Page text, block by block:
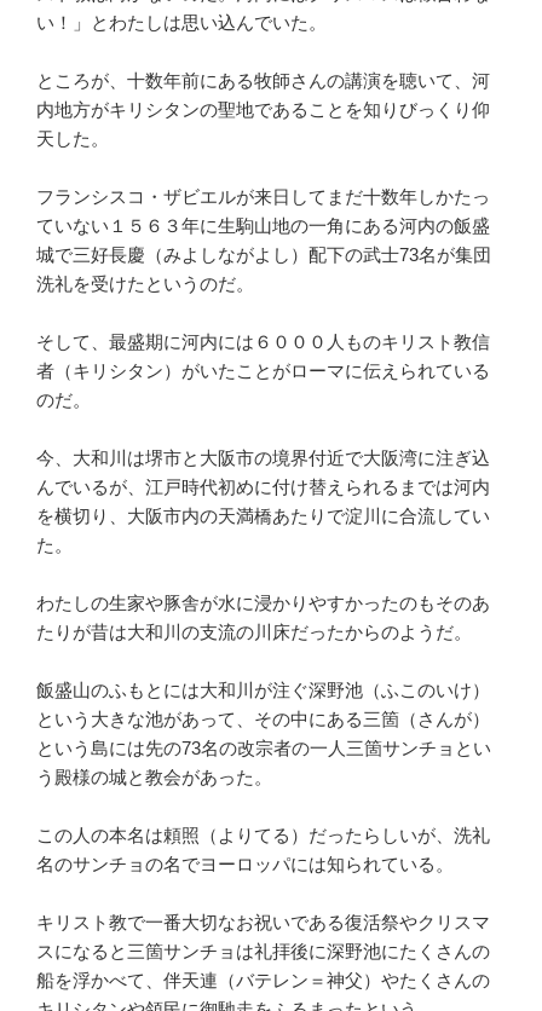
い！」とわたしは思い込んでいた。
ところが、十数年前にある牧師さんの講演を聴いて、河
内地方がキリシタンの聖地であることを知りびっくり仰
天した。
フランシスコ・ザビエルが来日してまだ十数年しかたっ
ていない１５６３年に生駒山地の一角にある河内の飯盛
城で三好長慶（みよしながよし）配下の武士73名が集団
洗礼を受けたというのだ。
そして、最盛期に河内には６０００人ものキリスト教信
者（キリシタン）がいたことがローマに伝えられている
のだ。
今、大和川は堺市と大阪市の境界付近で大阪湾に注ぎ込
んでいるが、江戸時代初めに付け替えられるまでは河内
を横切り、大阪市内の天満橋あたりで淀川に合流してい
た。
わたしの生家や豚舎が水に浸かりやすかったのもそのあ
たりが昔は大和川の支流の川床だったからのようだ。
飯盛山のふもとには大和川が注ぐ深野池（ふこのいけ）
という大きな池があって、その中にある三箇（さんが）
という島には先の73名の改宗者の一人三箇サンチョとい
う殿様の城と教会があった。
この人の本名は頼照（よりてる）だったらしいが、洗礼
名のサンチョの名でヨーロッパには知られている。
キリスト教で一番大切なお祝いである復活祭やクリスマ
スになると三箇サンチョは礼拝後に深野池にたくさんの
船を浮かべて、伴天連（バテレン＝神父）やたくさんの